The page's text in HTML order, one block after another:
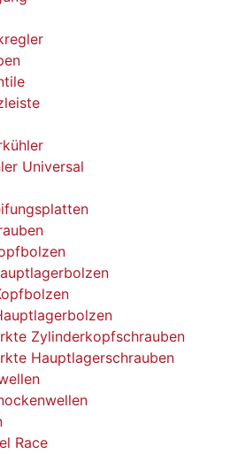
Universal
Zylinderkopfschrauben
Hauptlagerschrauben
Race